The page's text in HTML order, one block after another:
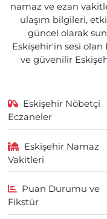
namaz ve ezan
ulaşım bilgileri,
güncel olarak
Eskişehir'in sesi olan
ve güvenilir
Eskişehir Nöbetçi
Eczaneler
Eskişehir Namaz
Vakitleri
Puan Durumu ve
Fikstür